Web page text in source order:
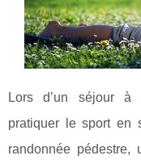
Lors d’un séjour à
pratiquer le sport en
randonnée